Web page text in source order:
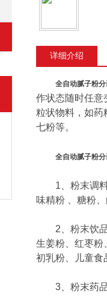
详细介绍
全自动腻子粉
作状态随时任意
粒状物料，如药
七粉等。
全自动腻子粉
1、粉末调料
味精粉 、糖粉
2、粉末饮品
生姜粉、红枣粉
初乳粉、儿童食
3、粉末药品